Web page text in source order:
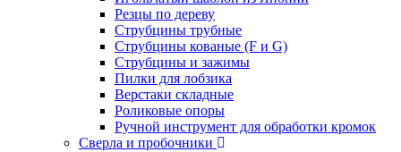
Резцы по дереву
Струбцины трубные
Струбцины кованые (F и G)
Струбцины и зажимы
Пилки для лобзика
Верстаки складные
Роликовые опоры
Ручной инструмент для обработки кромок
Сверла и пробочники